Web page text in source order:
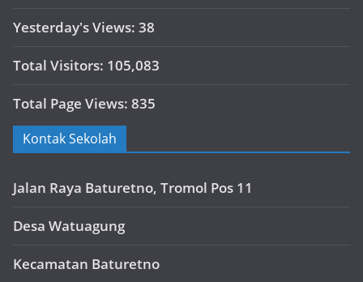
Yesterday's Views: 38
Total Visitors: 105,083
Total Page Views: 835
Kontak Sekolah
Jalan Raya Baturetno, Tromol Pos 11
Desa Watuagung
Kecamatan Baturetno